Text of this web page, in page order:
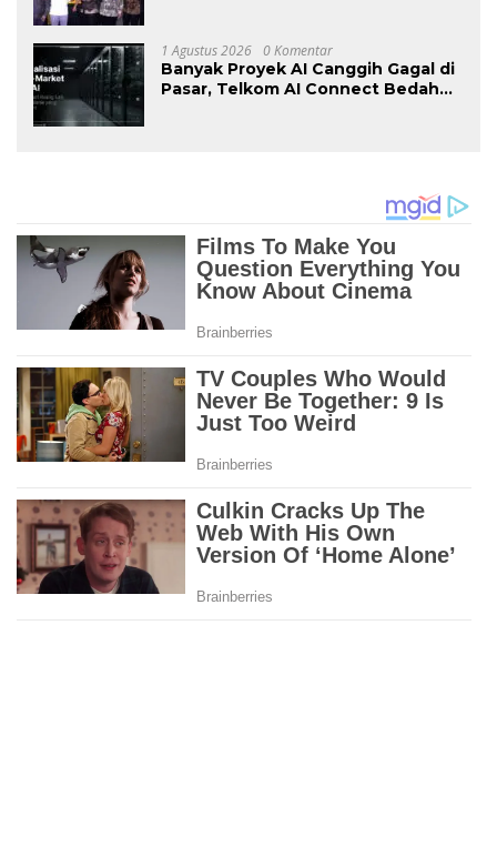
1 Agustus 2026 0 Komentar
Banyak Proyek AI Canggih Gagal di
Pasar, Telkom AI Connect Bedah